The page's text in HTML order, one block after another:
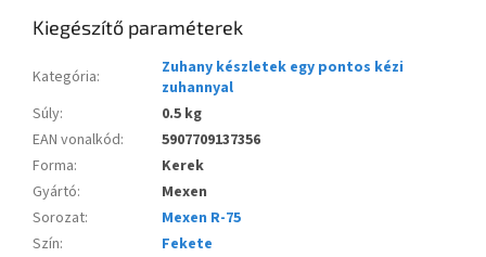
Kiegészítő paraméterek
Kategória:
Zuhany készletek egy pontos kézi
zuhannyal
Súly:
0.5 kg
EAN vonalkód:
5907709137356
Forma:
Kerek
Gyártó:
Mexen
Sorozat:
Mexen R-75
Szín:
Fekete